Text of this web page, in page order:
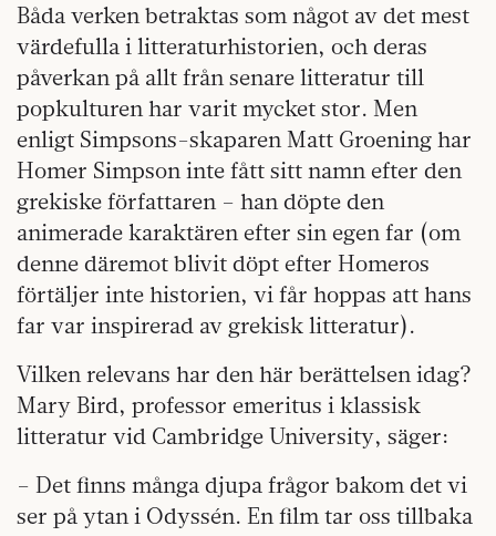
Båda verken betraktas som något av det mest
värdefulla i litteraturhistorien, och deras
påverkan på allt från senare litteratur till
popkulturen har varit mycket stor. Men
enligt Simpsons-skaparen Matt Groening har
Homer Simpson inte fått sitt namn efter den
grekiske författaren – han döpte den
animerade karaktären efter sin egen far (om
denne däremot blivit döpt efter Homeros
förtäljer inte historien, vi får hoppas att hans
far var inspirerad av grekisk litteratur).
Vilken relevans har den här berättelsen idag?
Mary Bird, professor emeritus i klassisk
litteratur vid Cambridge University, säger:
– Det finns många djupa frågor bakom det vi
ser på ytan i Odyssén. En film tar oss tillbaka